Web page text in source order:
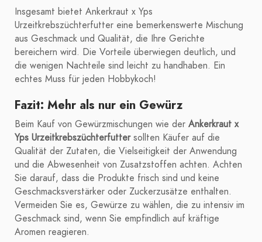
Insgesamt bietet Ankerkraut x Yps
Urzeitkrebszüchterfutter eine bemerkenswerte Mischung
aus Geschmack und Qualität, die Ihre Gerichte
bereichern wird. Die Vorteile überwiegen deutlich, und
die wenigen Nachteile sind leicht zu handhaben. Ein
echtes Muss für jeden Hobbykoch!
Fazit: Mehr als nur ein Gewürz
Beim Kauf von Gewürzmischungen wie der Ankerkraut x
Yps Urzeitkrebszüchterfuttersollten Käufer auf die
Qualität der Zutaten, die Vielseitigkeit der Anwendung
und die Abwesenheit von Zusatzstoffen achten. Achten
Sie darauf, dass die Produkte frisch sind und keine
Geschmacksverstärker oder Zuckerzusätze enthalten.
Vermeiden Sie es, Gewürze zu wählen, die zu intensiv im
Geschmack sind, wenn Sie empfindlich auf kräftige
Aromen reagieren.